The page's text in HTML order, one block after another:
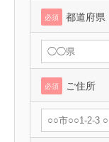
必須 都道府県
必須 ご住所